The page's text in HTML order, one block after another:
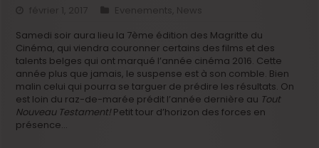
Evenements
Samedi soir aura lieu la 7ème édition des Magritte du
Cinéma, qui viendra couronner certains des films et des
talents belges qui ont marqué l’année cinéma 2016. Cette
année plus que jamais, le suspense est à son comble. Bien
malin celui qui pourra se targuer de prédire les résultats. On
est loin du raz-de-marée prédit l’année dernière au Tout
Nouveau Testament!Petit tour d’horizon des forces en
présence…